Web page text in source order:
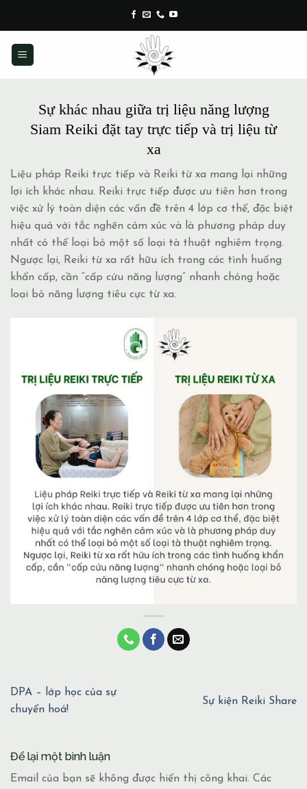
content
Sự khác nhau giữa trị liệu năng lượng
Siam Reiki đặt tay trực tiếp và trị liệu từ
xa
Liệu pháp Reiki trực tiếp và Reiki từ xa mang lại những
lợi ích khác nhau. Reiki trực tiếp được ưu tiên hơn trong
việc xử lý toàn diện các vấn đề trên 4 lớp cơ thể, đặc biệt
hiệu quả với tắc nghẽn cảm xúc và là phương pháp duy
nhất có thể loại bỏ một số loại tà thuật nghiêm trọng.
Ngược lại, Reiki từ xa rất hữu ích trong các tình huống
khẩn cấp, cần “cấp cứu năng lượng” nhanh chóng hoặc
loại bỏ năng lượng tiêu cực từ xa.
DPA – lớp học của sự
chuyển hoá!
Sự kiện Reiki Share
Để lại một bình luận
Email của bạn sẽ không được hiển thị công khai. Các